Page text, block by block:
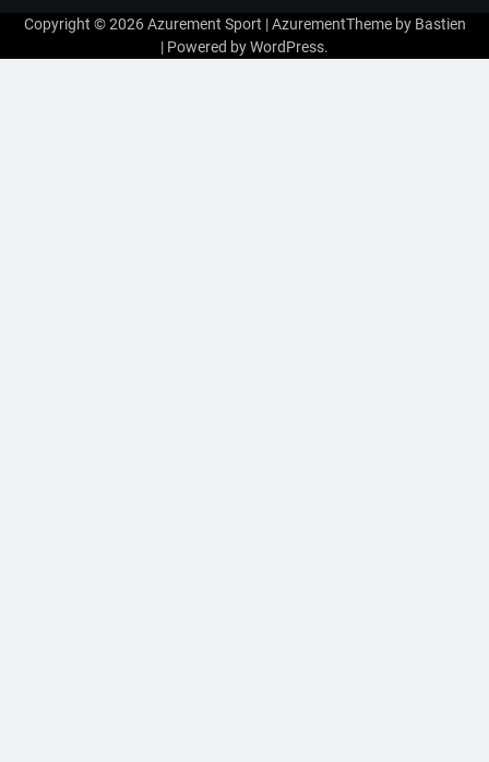
Copyright © 2026Azurement Sport | AzurementTheme by Bastien
| Powered byWordPress.